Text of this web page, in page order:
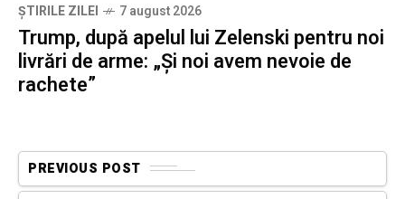
ȘTIRILE ZILEI 7 august 2026
Trump, după apelul lui Zelenski pentru noi
livrări de arme: „Și noi avem nevoie de
rachete”
PREVIOUS POST